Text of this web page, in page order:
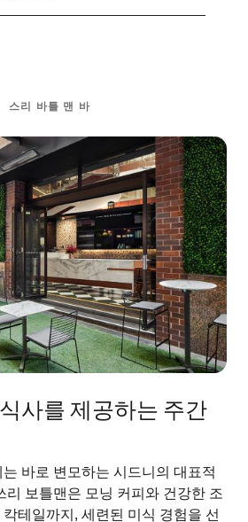
스리 바틀 맨 바
사를 제공하는 주간
바로 변모하는 시드니의 대표적
리 보틀맨은 모닝 커피와 건강한 조
테일까지, 세련된 미식 경험을 선